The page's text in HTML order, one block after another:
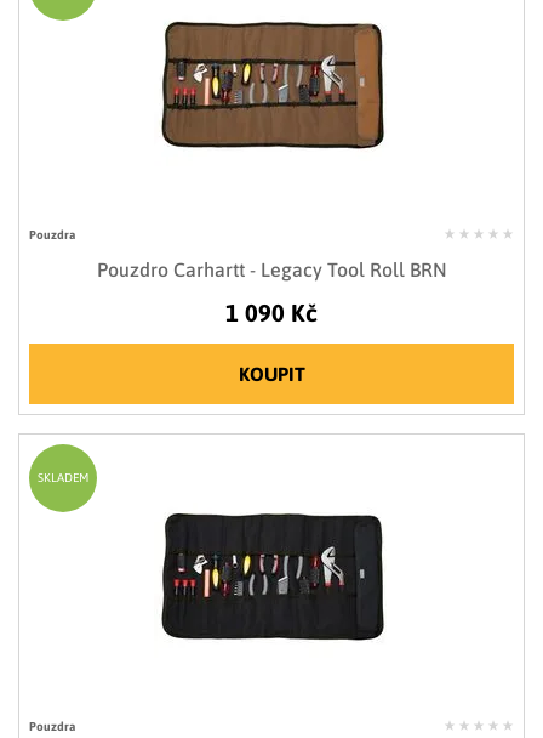
Pouzdra
Pouzdro Carhartt - Legacy Tool Roll BRN
1 090 Kč
KOUPIT
Pouzdra
SKLADEM